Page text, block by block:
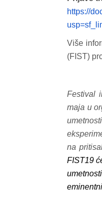
https://
Više
(FIST)
Festival
maja u
na
FIST19